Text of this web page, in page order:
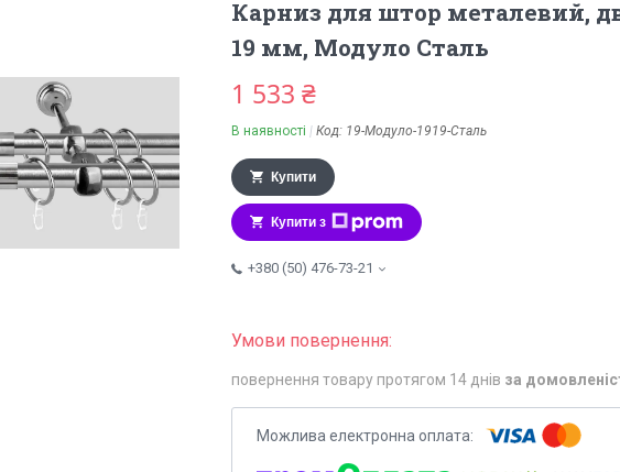
Карниз для штор металевий,
19 мм, Модуло Сталь
1 533 ₴
В наявності Код: 19-Модуло-1919-Сталь
Купити
Купити з
+380 (50) 476-73-21
повернення товару протягом 14 днів за